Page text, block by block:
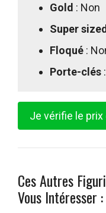
Gold : Non
Super
Floqué :
Porte-clés
Je vérifie le
Ces Autres
Vous Intéresser :